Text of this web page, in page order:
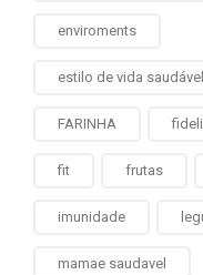
enviroments
estilo de vida saudável
FARINHA
fit frutas
imunidade
mamae saudavel